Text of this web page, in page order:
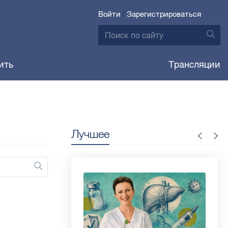
Войти | Зарегистрироваться
Трансляции
Лучшее